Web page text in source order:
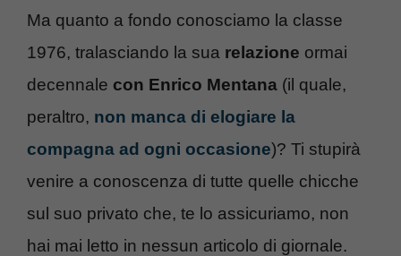
Ma quanto a fondo conosciamo la classe
1976, tralasciando la sua relazione ormai
decennale con Enrico Mentana (il quale,
peraltro, non manca di elogiare la
compagna ad ogni occasione)? Ti stupirà
venire a conoscenza di tutte quelle chicche
sul suo privato che, te lo assicuriamo, non
hai mai letto in nessun articolo di giornale.